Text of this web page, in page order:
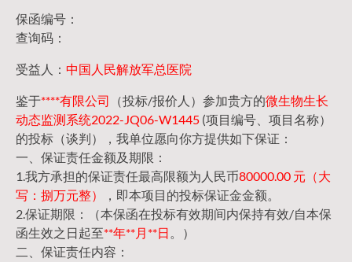
保函编号：
查询码：
受益人： 中国人民解放军总医院
鉴于****有限公司 （投标/报价人）参加贵方的微生物生长
动态监测系统2022-JQ06-W1445 (项目编号、项目名称）
的投标（谈判），我单位愿向你方提供如下保证：
一、保证责任金额及期限：
1.我方承担的保证责任最高限额为人民币80000.00 元（大
写：捌万元整）
，即本项目的投标保证金金额。
2.保证期限：（本保函在投标有效期间内保持有效/自本保
函生效之日起至**年**月**日 。）
二、保证责任内容：